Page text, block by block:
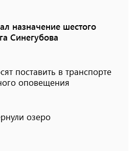
назначение шестого
Синегубова
поставить в транспорте
оповещения
озеро